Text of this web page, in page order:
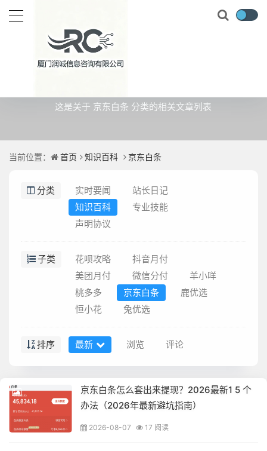
这是关于 京东白条 分类的相关文章列表
当前位置： 首页 知识百科 京东白条
分类 实时要闻
站长日记
知识百科
专业技能
声明协议
子类 花呗攻略
抖音月付
美团月付
微信分付
羊小咩
桃多多
京东白条
鹿优选
恒小花
兔优选
排序 最新 浏览 评论
京东白条怎么套出来提现？2026最新1 5 个
办法（2026年最新避坑指南）
2026-08-07 17 阅读